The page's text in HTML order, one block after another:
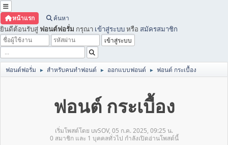
หน้าแรก ค้นหา
ยินดีต้อนรับสู่ ฟอนต์ฟอรั่ม กรุณา เข้าสู่ระบบหรือ สมัครสมาชิก
ฟอนต์ฟอรั่ม ► สำหรับคนทำฟอนต์ ► ออกแบบฟอนต์ ► ฟอนต์ กระเบื้อง
ฟอนต์ กระเบื้อง
เริ่มโพสต์โดย uvSOV, 05 ก.ค. 2025, 09:25 น.
0 สมาชิก และ 1 บุคคลทั่วไป กำลังเปิดอ่านโพสต์นี้